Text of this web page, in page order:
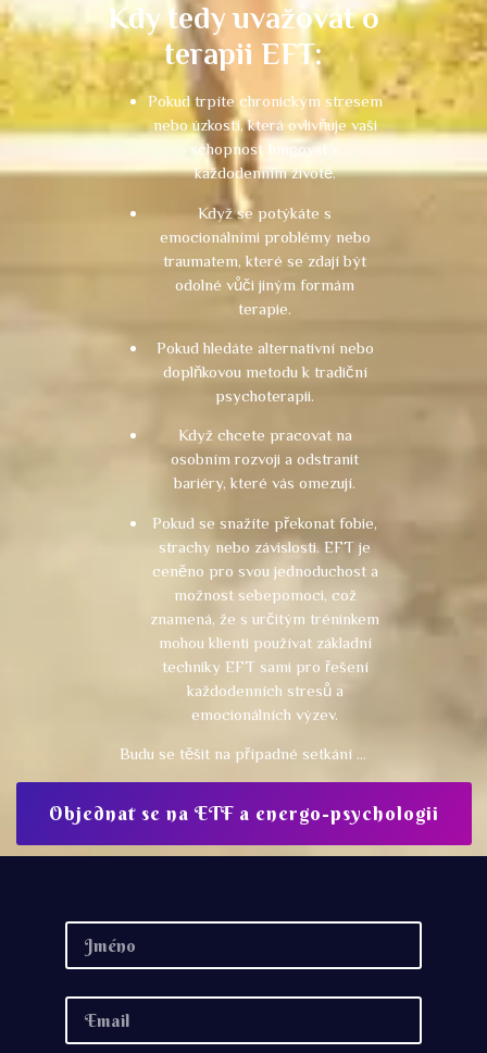
Kdy tedy uvažovat o
terapii EFT:
Pokud trpíte chronickým stresem
nebo úzkostí, která ovlivňuje vaši
schopnost fungovat v
každodenním životě.
Když se potýkáte s
emocionálními problémy nebo
traumatem, které se zdají být
odolné vůči jiným formám
terapie.
Pokud hledáte alternativní nebo
doplňkovou metodu k tradiční
psychoterapii.
Když chcete pracovat na
osobním rozvoji a odstranit
bariéry, které vás omezují.
Pokud se snažíte překonat fobie,
strachy nebo závislosti. EFT je
ceněno pro svou jednoduchost a
možnost sebepomoci, což
znamená, že s určitým tréninkem
mohou klienti používat základní
techniky EFT sami pro řešení
každodenních stresů a
emocionálních výzev.
Budu se těšit na případné setkání …
Objednat se na ETF a energo-psychologii